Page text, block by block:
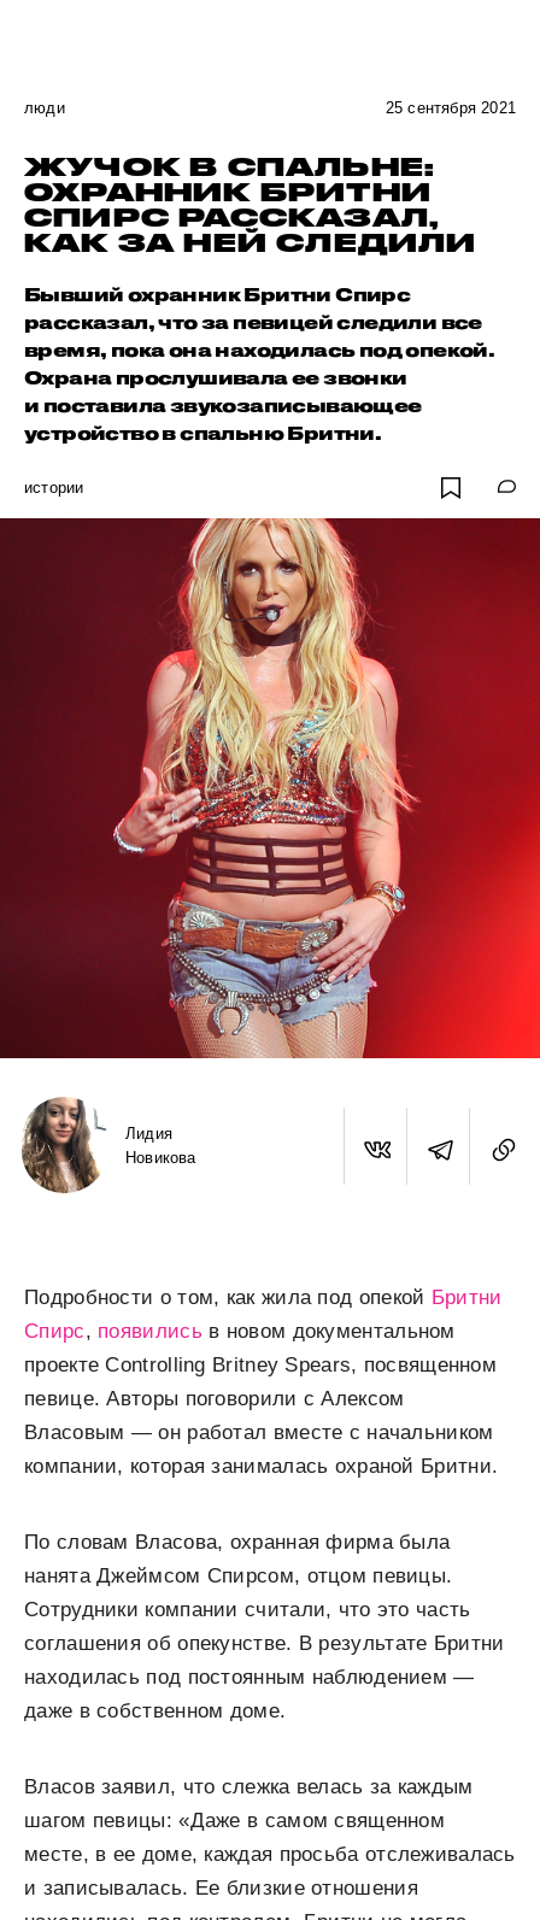
люди 25 сентября 2021
ЖУЧОК В СПАЛЬНЕ:
ОХРАННИК БРИТНИ
СПИРС РАССКАЗАЛ,
КАК ЗА НЕЙ СЛЕДИЛИ
Бывший охранник Бритни Спирс
рассказал, что за певицей следили все
время, пока она находилась под опекой.
Охрана прослушивала ее звонки
и поставила звукозаписывающее
устройство в спальню Бритни.
истории
Лидия
Новикова
Подробности о том, как жила под опекой Бритни
Спирс, появились в новом документальном
проекте Controlling Britney Spears, посвященном
певице. Авторы поговорили с Алексом
Власовым — он работал вместе с начальником
компании, которая занималась охраной Бритни.
По словам Власова, охранная фирма была
нанята Джеймсом Спирсом, отцом певицы.
Сотрудники компании считали, что это часть
соглашения об опекунстве. В результате Бритни
находилась под постоянным наблюдением —
даже в собственном доме.
Власов заявил, что слежка велась за каждым
шагом певицы: «Даже в самом священном
месте, в ее доме, каждая просьба отслеживалась
и записывалась. Ее близкие отношения